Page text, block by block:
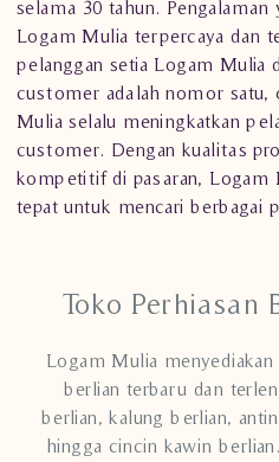
selama 30 tahun. Pengalaman
Logam Mulia terpercaya dan
pelanggan setia Logam Mulia
customer adalah nomor satu,
Mulia selalu meningkatkan
customer. Dengan kualitas
kompetitif di pasaran, Logam
tepat untuk mencari berbagai
Toko Perhiasan
Logam Mulia
berlian terbaru dan
berlian, kalung berlian,
hingga cincin kawin